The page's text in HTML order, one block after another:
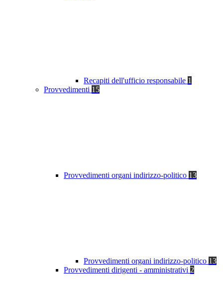
Recapiti dell'ufficio responsabile 1
Provvedimenti 15
Provvedimenti organi indirizzo-politico 13
Provvedimenti organi indirizzo-politico 13
Provvedimenti dirigenti - amministrativi 2